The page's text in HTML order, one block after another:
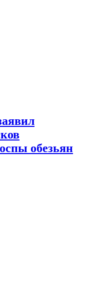
обезьян